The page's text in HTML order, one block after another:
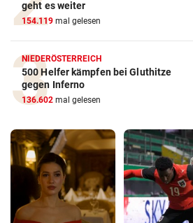
geht es weiter
154.119 mal gelesen
NIEDERÖSTERREICH
500 Helfer kämpfen bei Gluthitze
gegen Inferno
136.602 mal gelesen